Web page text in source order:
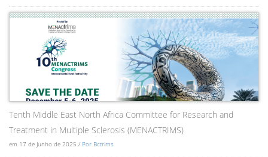
Tenth Middle East North Africa Committee for Research and
Treatment in Multiple Sclerosis (MENACTRIMS)
em 17 de Junho de 2025 / Por Bctrims